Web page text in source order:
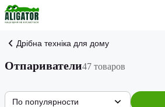
Дрібна техніка для дому
Отпариватели47 товаров
По популярности